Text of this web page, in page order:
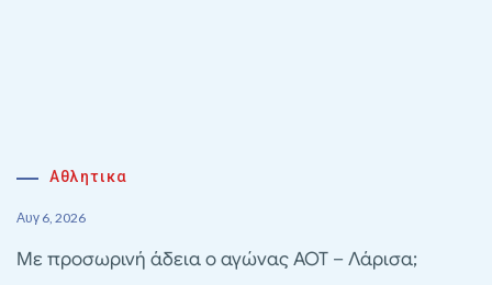
Αθλητικα
Αυγ 6, 2026
Με προσωρινή άδεια ο αγώνας ΑΟΤ – Λάρισα;